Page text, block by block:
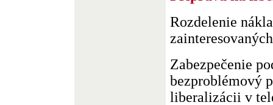
Rozdelenie
zainteresovaných
Zabezpečenie
bezproblémový
liberalizácii v